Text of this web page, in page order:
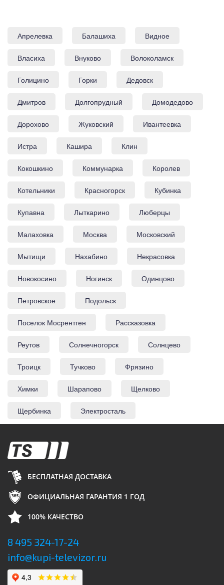
Апрелевка Балашиха Видное
Власиха Внуково Волоколамск
Голицино Горки Дедовск
Дмитров Долгопрудный Домодедово
Дорохово Жуковский Ивантеевка
Истра Кашира Клин
Кокошкино Коммунарка Королев
Котельники Красногорск Кубинка
Купавна Лыткарино Люберцы
Малаховка Москва Московский
Мытищи Нахабино Некрасовка
Новокосино Ногинск Одинцово
Петровское Подольск
Поселок Мосрентген Рассказовка
Реутов Солнечногорск Солнцево
Троицк Тучково Фрязино
Химки Шарапово Щелково
Щербинка Электросталь
БЕСПЛАТНАЯ ДОСТАВКА
ОФИЦИАЛЬНАЯ ГАРАНТИЯ 1 ГОД
100% КАЧЕСТВО
8 495 324-17-24
info@kupi-televizor.ru